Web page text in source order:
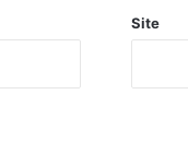
Site